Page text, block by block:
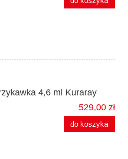
4,6 ml Kuraray
529,00 zł
do koszyka